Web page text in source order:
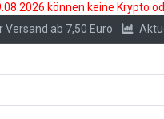
können keine Krypto
Versand ab 7,50 Euro